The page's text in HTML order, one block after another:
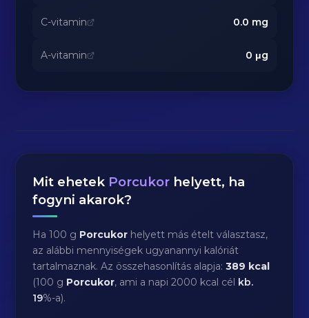
C-vitamin 0.0 mg
A-vitamin 0 μg
Mit ehetek Porcukor helyett, ha
fogyni akarok?
Ha 100 g Porcukor helyett más ételt választasz,
az alábbi mennyiségek ugyanannyi kalóriát
tartalmaznak. Az összehasonlítás alapja:389 kcal
(100 g Porcukor, ami a napi 2000 kcal cél kb.
19%-a).